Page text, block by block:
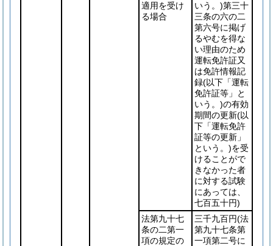
適用を受け
る場合
いう。)第三十
三条の六の二
第六号に掲げ
るやむを得な
い理由のため
運転免許証又
は免許情報記
録(以下「運転
免許証等」と
いう。)の有効
期間の更新(以
下「運転免許
証等の更新」
という。)を受
けることがで
きなかった者
に対する試験
にあっては、
七百五十円)
法第九十七
条の二第一
項の規定の
三千九百円(法
第九十七条第
一項第二号に